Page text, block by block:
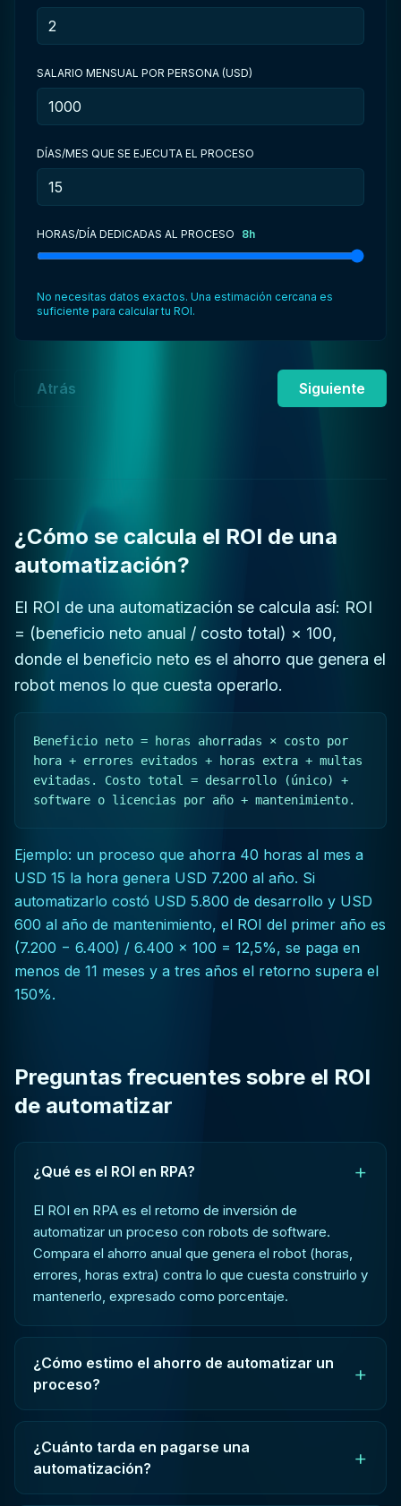
SALARIO MENSUAL POR PERSONA (USD)
DÍAS/MES QUE SE EJECUTA EL PROCESO
HORAS/DÍA DEDICADAS AL PROCESO 8h
No necesitas datos exactos. Una estimación cercana es
suficiente para calcular tu ROI.
Atrás Siguiente
¿Cómo se calcula el ROI de una
automatización?
El ROI de una automatización se calcula así: ROI
= (beneficio neto anual / costo total) × 100,
donde el beneficio neto es el ahorro que genera el
robot menos lo que cuesta operarlo.
Beneficio neto = horas ahorradas × costo por
hora + errores evitados + horas extra + multas
evitadas. Costo total = desarrollo (único) +
software o licencias por año + mantenimiento.
Ejemplo: un proceso que ahorra 40 horas al mes a
USD 15 la hora genera USD 7.200 al año. Si
automatizarlo costó USD 5.800 de desarrollo y USD
600 al año de mantenimiento, el ROI del primer año es
(7.200 − 6.400) / 6.400 × 100 = 12,5%, se paga en
menos de 11 meses y a tres años el retorno supera el
150%.
Preguntas frecuentes sobre el ROI
de automatizar
¿Qué es el ROI en RPA? +
El ROI en RPA es el retorno de inversión de
automatizar un proceso con robots de software.
Compara el ahorro anual que genera el robot (horas,
errores, horas extra) contra lo que cuesta construirlo y
mantenerlo, expresado como porcentaje.
¿Cómo estimo el ahorro de automatizar un
proceso?
+
¿Cuánto tarda en pagarse una
automatización?
+